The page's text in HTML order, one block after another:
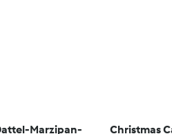
Marzipan-
Christmas